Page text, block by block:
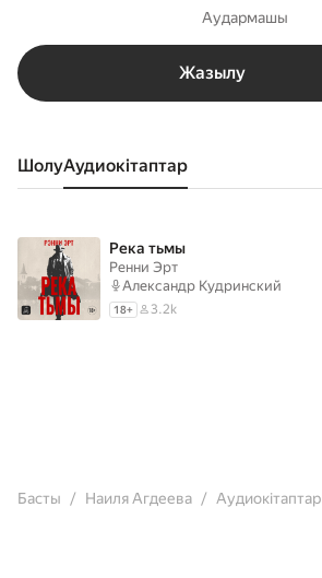
Аудармашы
Жазылу
Шолу аудиокітаптар
Река тьмы
Ренни Эрт
Александр Кудринский
18+ 3.2k
Басты Наиля Агдеева Аудиокітаптар